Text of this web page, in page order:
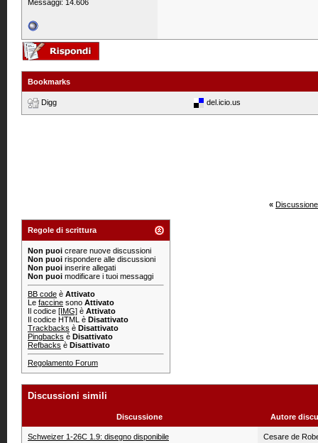
Messaggi: 14.606
Bookmarks
Digg del.icio.us
«
Regole di scrittura
Non puoi creare nuove discussioni
Non puoi rispondere alle discussioni
Non puoi inserire allegati
Non puoi modificare i tuoi messaggi
BB code è Attivato
Le faccine sono Attivato
Il codice [IMG] è Attivato
Il codice HTML è Disattivato
Trackbacks è Disattivato
Pingbacks è Disattivato
Refbacks è Disattivato
Regolamento Forum
Discussioni simili
Discussione Autore
Schweizer 1-26C 1.9: disegno disponibile Cesare de